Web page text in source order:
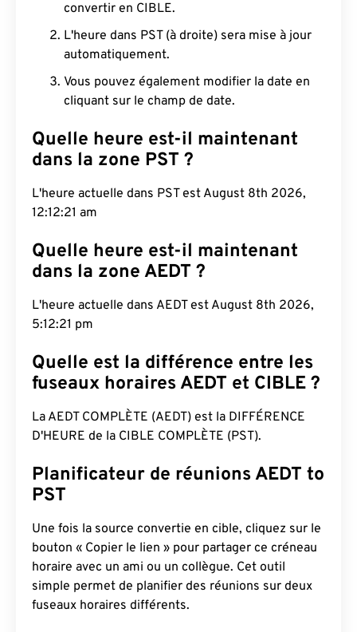
convertir en CIBLE.
L'heure dans PST (à droite) sera mise à jour
automatiquement.
Vous pouvez également modifier la date en
cliquant sur le champ de date.
Quelle heure est-il maintenant
dans la zone PST ?
L'heure actuelle dans PST est August 8th 2026,
12:12:22 am
Quelle heure est-il maintenant
dans la zone AEDT ?
L'heure actuelle dans AEDT est August 8th 2026,
5:12:22 pm
Quelle est la différence entre les
fuseaux horaires AEDT et CIBLE ?
La AEDT COMPLÈTE (AEDT) est la DIFFÉRENCE
D'HEURE de la CIBLE COMPLÈTE (PST).
Planificateur de réunions AEDT to
PST
Une fois la source convertie en cible, cliquez sur le
bouton « Copier le lien » pour partager ce créneau
horaire avec un ami ou un collègue. Cet outil
simple permet de planifier des réunions sur deux
fuseaux horaires différents.